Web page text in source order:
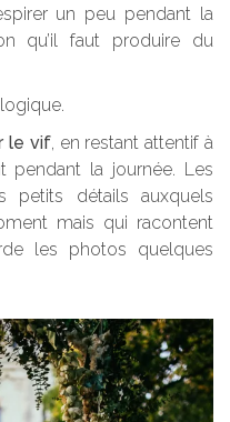
un peu pendant la
qu’il faut produire du
le vif, en restant attentif à
pendant la journée. Les
petits détails auxquels
mais qui racontent
les photos quelques